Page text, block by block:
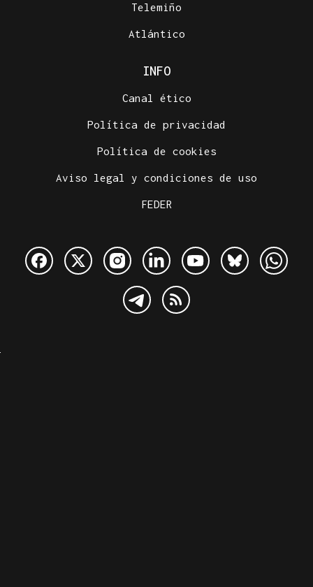
Telemiño
Atlántico
INFO
Canal ético
Política de privacidad
Política de cookies
Aviso legal y condiciones de uso
FEDER